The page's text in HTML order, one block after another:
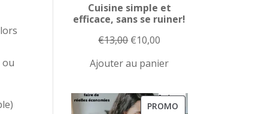
ou
Cuisine simple et
efficace, sans se ruiner!
€13,00 Le
initial
€13,00.
€10,00
€10,00.
Ajouter au panier
PROMO PRODUIT